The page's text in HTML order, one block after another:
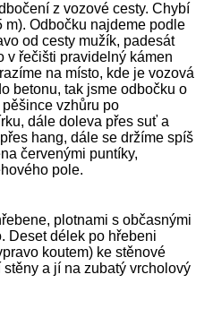
z vozové cesty. Chybí
m). Odbočku najdeme podle
od cesty mužík, padesát
v řečišti pravidelný kámen
na místo, kde je vozová
betonu, tak jsme odbočku o
vzhůru po
dále doleva přes suť a
hang, dále se držíme spíš
červenými puntíky,
pole.
plotnami s občasnými
Deset délek po hřebeni
koutem) ke stěnové
a jí na zubatý vrcholový